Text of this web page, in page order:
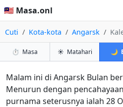
🇲🇾 Masa.onl
Cuti Kota-kota Angarsk
⏱️ Masa ☀️ Matahari 🌙
Malam ini di Angarsk Bulan
Menurun dengan
purnama seterusnya ialah 28